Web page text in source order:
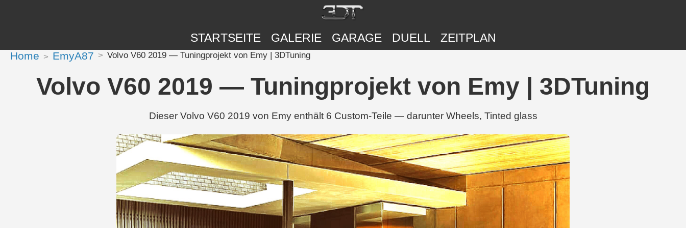
STARTSEITE GALERIE GARAGE DUELL ZEITPLAN
Home EmyA87 Volvo V60 2019 — Tuningprojekt von Emy | 3DTuning
Volvo V60 2019 — Tuningprojekt von Emy | 3DTuning
Dieser Volvo V60 2019 von Emy enthält 6 Custom-Teile — darunter Wheels, Tinted glass